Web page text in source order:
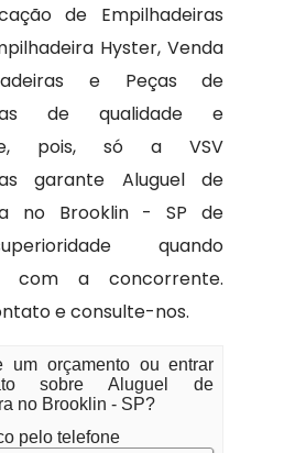
de Empilhadeiras
Hyster, Venda
e Peças de
de qualidade e
pois, só a VSV
garante Aluguel de
no Brooklin - SP de
quando
com a concorrente.
e consulte-nos.
um orçamento ou entrar
sobre Aluguel de
no Brooklin - SP?
pelo telefone